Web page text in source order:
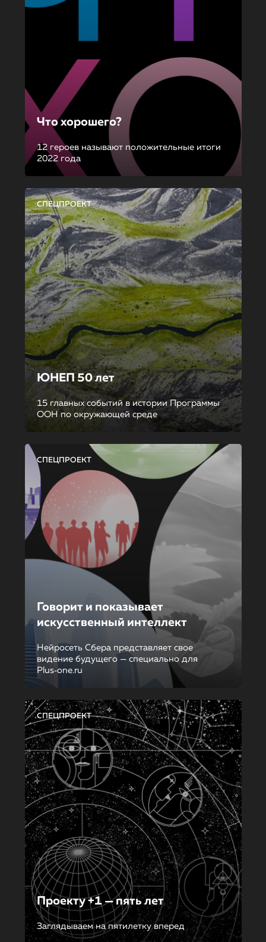
Что хорошего?
12 героев называют положительные итоги
2022 года
СПЕЦПРОЕКТ
ЮНЕП 50 лет
15 главных событий в истории Программы
ООН по окружающей среде
СПЕЦПРОЕКТ
Говорит и показывает
искусственный интеллект
Нейросеть Сбера представляет свое
видение будущего — специально для
Plus‑one.ru
СПЕЦПРОЕКТ
Проекту +1 — пять лет
Заглядываем на пятилетку вперед